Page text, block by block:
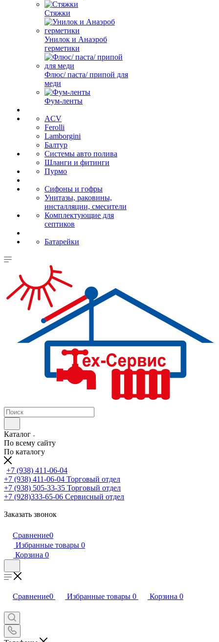
Стяжки
Унилок и Анаэроб
герметики
Флюс/ паста/ припой для
меди
Фум-ленты
ACV
Ferolli
Lamborgini
Балтур
Системы авто полива
Шланги и фитинги
Пурмо
Сифоны и гофры
Унитазы, раковины,
инсталляции, смесители
Комплектующие для
септиков
Батарейки
Каталог
По всему сайту
По каталогу
+7 (938) 411-06-04
+7 (938) 411-06-04 Торговый отдел
+7 (938) 505-33-35 Торговый отдел
+7 (928)333-65-06 Сервисный отдел
Заказать звонок
Сравнение0
Избранные товары 0
Корзина 0
Сравнение0 Избранные товары 0 Корзина 0